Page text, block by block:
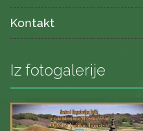
Kontakt
Iz fotogalerije